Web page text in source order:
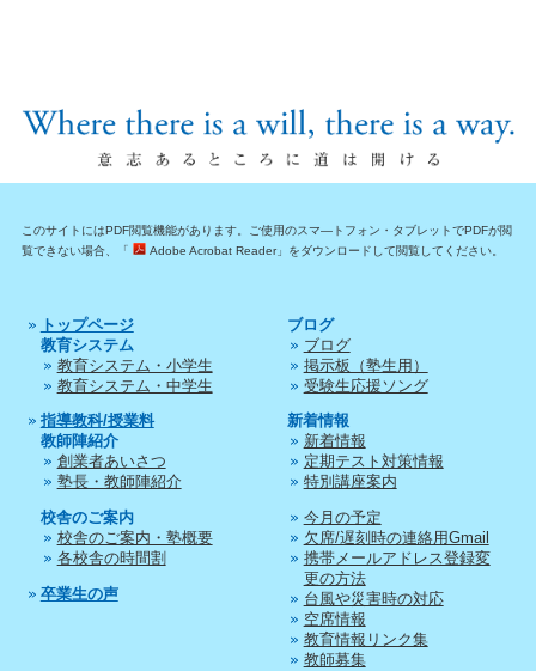
このサイトにはPDF閲覧機能があります。ご使用のスマ―トフォン・タブレットでPDFが閲
覧できない場合、「
Adobe Acrobat Reader」をダウンロードして閲覧してください。
トップページ
教育システム
教育システム・小学生
教育システム・中学生
指導教科/授業料
教師陣紹介
創業者あいさつ
塾長・教師陣紹介
校舎のご案内
校舎のご案内・塾概要
各校舎の時間割
卒業生の声
ブログ
ブログ
掲示板（塾生用）
受験生応援ソング
新着情報
新着情報
定期テスト対策情報
特別講座案内
今月の予定
欠席/遅刻時の連絡用Gmail
携帯メールアドレス登録変
更の方法
台風や災害時の対応
空席情報
教育情報リンク集
教師募集